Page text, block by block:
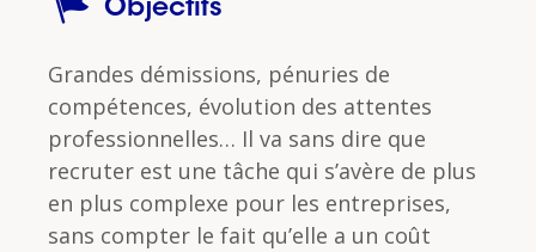
Objectifs
Grandes démissions, pénuries de
compétences, évolution des attentes
professionnelles… Il va sans dire que
recruter est une tâche qui s’avère de plus
en plus complexe pour les entreprises,
sans compter le fait qu’elle a un coût